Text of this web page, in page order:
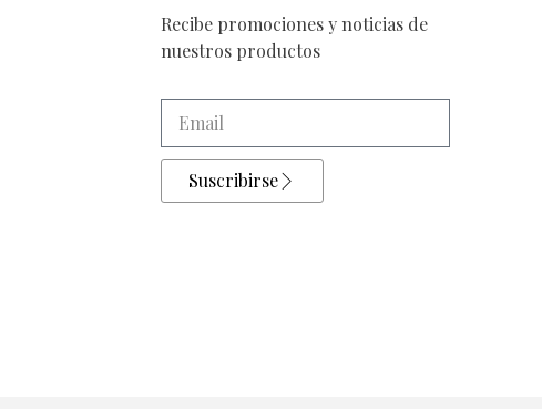
Recibe promociones y noticias de
nuestros productos
Suscribirse